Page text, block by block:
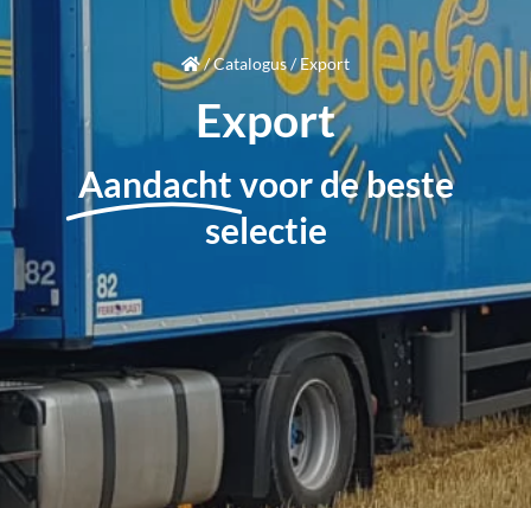
/Catalogus/Export
Export
Aandachtvoor de beste
selectie